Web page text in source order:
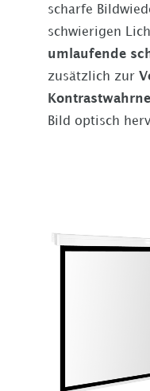
scharfe
schwierigen
umlaufende
zusätzlich zur
Bild optisch